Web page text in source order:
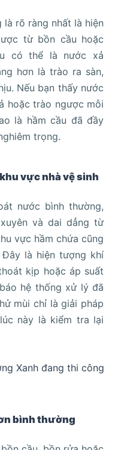
là rõ ràng nhất là hiện
từ bồn cầu hoặc
có thể là nước xả
hơn là trào ra sàn,
Nếu bạn thấy nước
hoặc trào ngược mỗi
là hầm cầu đã đầy
trọng.
vực nhà vệ sinh
nước bình thường,
và dai dẳng từ
vực hầm chứa cũng
là hiện tượng khí
kịp hoặc áp suất
hệ thống xử lý đã
mùi chỉ là giải pháp
này là kiểm tra lại
Xanh đang thi công
bình thường